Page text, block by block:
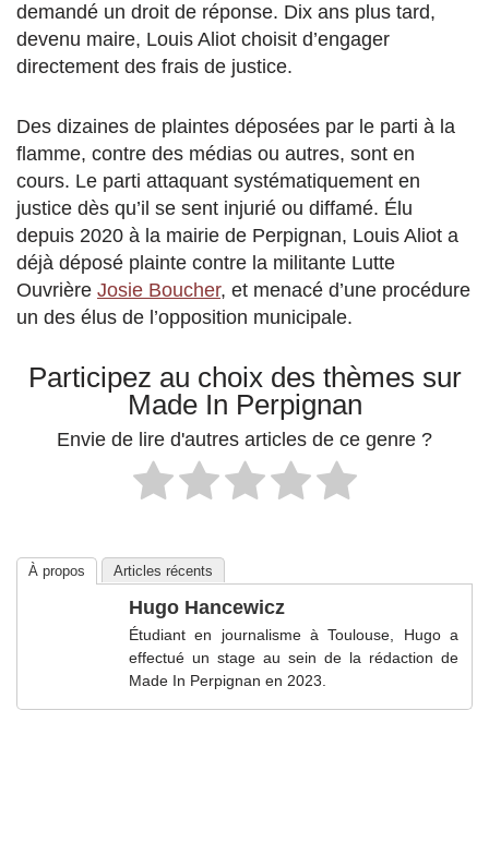
demandé un droit de réponse. Dix ans plus tard,
devenu maire, Louis Aliot choisit d’engager
directement des frais de justice.
Des dizaines de plaintes déposées par le parti à la
flamme, contre des médias ou autres, sont en
cours. Le parti attaquant systématiquement en
justice dès qu’il se sent injurié ou diffamé. Élu
depuis 2020 à la mairie de Perpignan, Louis Aliot a
déjà déposé plainte contre la militante Lutte
Ouvrière Josie Boucher, et menacé d’une procédure
un des élus de l’opposition municipale.
Participez au choix des thèmes sur
Made In Perpignan
Envie de lire d'autres articles de ce genre ?
À propos Articles récents
Hugo Hancewicz
Étudiant en journalisme à Toulouse, Hugo a
effectué un stage au sein de la rédaction de
Made In Perpignan en 2023.